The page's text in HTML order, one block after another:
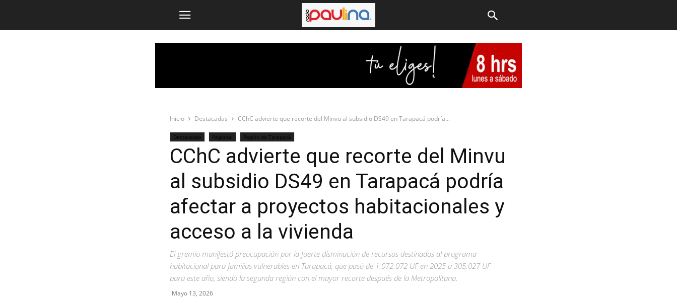
Inicio Destacadas CChC advierte que recorte del Minvu al subsidio DS49 en Tarapacá podría...
Destacadas Regional Región de Tarapacá
CChC advierte que recorte del Minvu
al subsidio DS49 en Tarapacá podría
afectar a proyectos habitacionales y
acceso a la vivienda
El gremio manifestó preocupación por la fuerte disminución de recursos destinados al programa
habitacional para familias vulnerables en Tarapacá, que pasó de 1.072.072 UF en 2025 a 305.027 UF
para este año, siendo la segunda región con el mayor recorte después de la Metropolitana.
Mayo 13, 2026